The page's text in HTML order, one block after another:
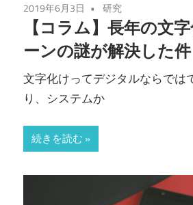
2019年6月3日 研究
【コラム】長年の文
ーンの謎が解決した件
文字化けってデジタルならでは
り、システムか
続きを読む